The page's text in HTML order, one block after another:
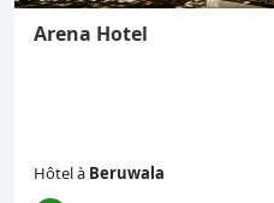
Arena Hotel
Hôtelà Beruwala